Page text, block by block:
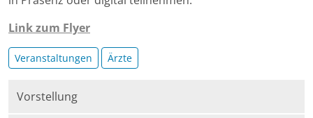
Link zum Flyer
Veranstaltungen Ärzte
Vorstellung